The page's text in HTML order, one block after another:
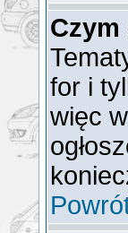
Czym
for i
więc